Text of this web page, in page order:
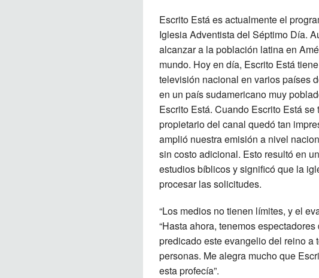
Escrito Está es actualmente el
Iglesia Adventista del Séptimo Día.
alcanzar a la población latina en
mundo. Hoy en día, Escrito Está
televisión nacional en varios países
en un país sudamericano muy
Escrito Está. Cuando Escrito Está
propietario del canal quedó tan
amplió nuestra emisión a nivel
sin costo adicional. Esto resultó en
estudios bíblicos y significó que la
procesar las solicitudes.
“Los medios no tienen límites, y el
“Hasta ahora, tenemos
predicado este evangelio del reino
personas. Me alegra mucho que
esta profecía”.